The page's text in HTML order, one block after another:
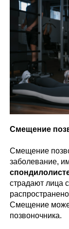
Смещение
Смещение
заболевание,
страдают лица
Смещение
позвоночника.